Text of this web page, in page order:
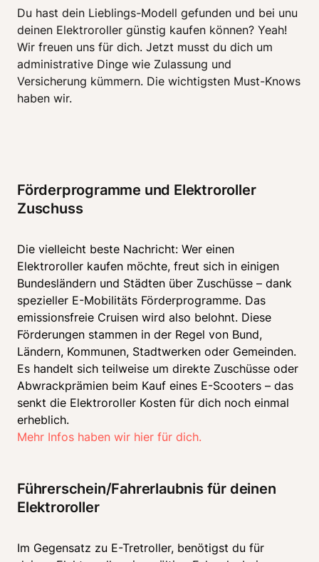
Du hast dein Lieblings-Modell gefunden und bei unu
deinen Elektroroller günstig kaufen können? Yeah!
Wir freuen uns für dich. Jetzt musst du dich um
administrative Dinge wie Zulassung und
Versicherung kümmern. Die wichtigsten Must-Knows
haben wir.
Förderprogramme und Elektroroller
Zuschuss
Die vielleicht beste Nachricht: Wer einen
Elektroroller kaufen möchte, freut sich in einigen
Bundesländern und Städten über Zuschüsse – dank
spezieller E-Mobilitäts Förderprogramme. Das
emissionsfreie Cruisen wird also belohnt. Diese
Förderungen stammen in der Regel von Bund,
Ländern, Kommunen, Stadtwerken oder Gemeinden.
Es handelt sich teilweise um direkte Zuschüsse oder
Abwrackprämien beim Kauf eines E-Scooters – das
senkt die Elektroroller Kosten für dich noch einmal
Mehr Infos haben wir hier für dich.
Führerschein/Fahrerlaubnis für deinen
Elektroroller
Im Gegensatz zu E-Tretroller, benötigst du für